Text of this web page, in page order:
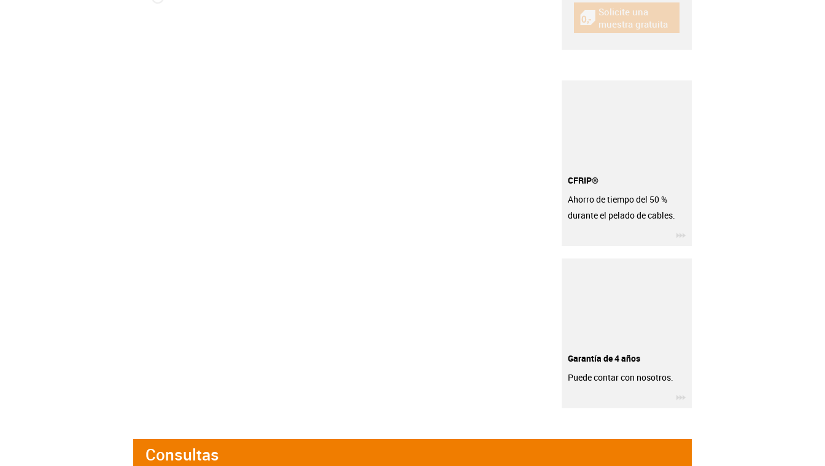
igus-icon-gratismuster
Solicite una
muestra gratuita
CFRIP®
Ahorro de tiempo del 50 %
durante el pelado de cables.
Garantía de 4 años
Puede contar con nosotros.
Consultas